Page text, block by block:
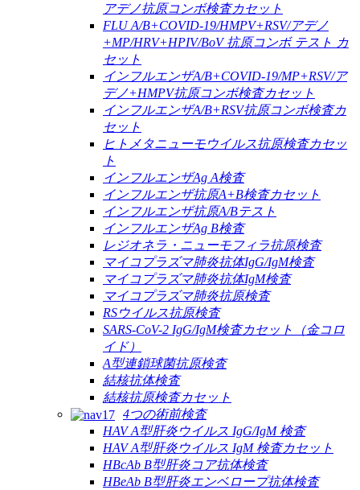
アデノ抗原コンボ検査カセット
FLU A/B+COVID-19/HMPV+RSV/アデノ
+MP/HRV+HPIV/BoV 抗原コンボ テスト カ
セット
インフルエンザA/B+COVID-19/MP+RSV/ア
デノ+HMPV抗原コンボ検査カセット
インフルエンザA/B+RSV抗原コンボ検査カ
セット
ヒトメタニューモウイルス抗原検査カセッ
ト
インフルエンザAg A検査
インフルエンザ抗原A+B検査カセット
インフルエンザ抗原A/Bテスト
インフルエンザAg B検査
レジオネラ・ニューモフィラ抗原検査
マイコプラズマ肺炎抗体IgG/IgM検査
マイコプラズマ肺炎抗体IgM検査
マイコプラズマ肺炎抗原検査
RSウイルス抗原検査
SARS-CoV-2 IgG/IgM検査カセット（金コロ
イド）
A型連鎖球菌抗原検査
結核抗体検査
結核抗原検査カセット
4つの術前検査
HAV A型肝炎ウイルス IgG/IgM 検査
HAV A型肝炎ウイルス IgM 検査カセット
HBcAb B型肝炎コア抗体検査
HBeAb B型肝炎エンベロープ抗体検査